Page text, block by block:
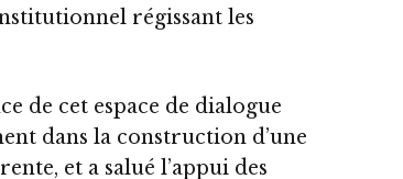
régissant les
de cet espace de dialogue
dans la construction d’une
et a salué l’appui des